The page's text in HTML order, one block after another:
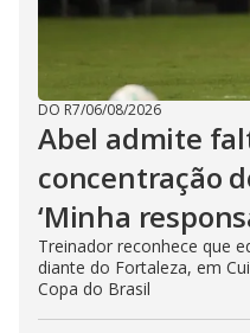
DO R7/06/08/2026
Abel admite
concentração
‘Minha
Treinador reconhece que
diante do Fortaleza, em
Copa do Brasil